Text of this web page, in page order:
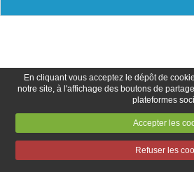
En cliquant vous acceptez le dépôt de
notre site, à l'affichage des boutons de
plateformes
Accepter les
Refuser les